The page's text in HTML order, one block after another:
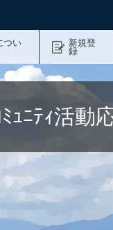
つい
新規登
録
ｭﾆﾃｨ活動